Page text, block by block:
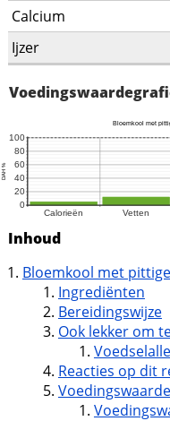
Calcium
Ijzer
Inhoud
Bloemkool met
Ingrediënten
Bereidingswijze
Ook lekker om
Reacties op dit